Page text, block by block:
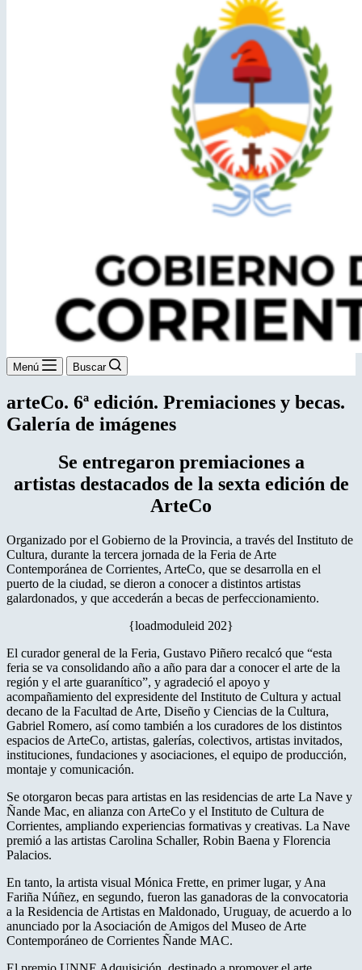
Menú Buscar
arteCo. 6ª edición. Premiaciones y becas.
Galería de imágenes
Se entregaron premiaciones a
artistas destacados de la sexta edición de
ArteCo
Organizado por el Gobierno de la Provincia, a través del Instituto de
Cultura, durante la tercera jornada de la Feria de Arte
Contemporánea de Corrientes, ArteCo, que se desarrolla en el
puerto de la ciudad, se dieron a conocer a distintos artistas
galardonados, y que accederán a becas de perfeccionamiento.
{loadmoduleid 202}
El curador general de la Feria, Gustavo Piñero recalcó que “esta
feria se va consolidando año a año para dar a conocer el arte de la
región y el arte guaranítico”, y agradeció el apoyo y
acompañamiento del expresidente del Instituto de Cultura y actual
decano de la Facultad de Arte, Diseño y Ciencias de la Cultura,
Gabriel Romero, así como también a los curadores de los distintos
espacios de ArteCo, artistas, galerías, colectivos, artistas invitados,
instituciones, fundaciones y asociaciones, el equipo de producción,
montaje y comunicación.
Se otorgaron becas para artistas en las residencias de arte La Nave y
Ñande Mac, en alianza con ArteCo y el Instituto de Cultura de
Corrientes, ampliando experiencias formativas y creativas. La Nave
premió a las artistas Carolina Schaller, Robin Baena y Florencia
Palacios.
En tanto, la artista visual Mónica Frette, en primer lugar, y Ana
Fariña Núñez, en segundo, fueron las ganadoras de la convocatoria
a la Residencia de Artistas en Maldonado, Uruguay, de acuerdo a lo
anunciado por la Asociación de Amigos del Museo de Arte
Contemporáneo de Corrientes Ñande MAC.